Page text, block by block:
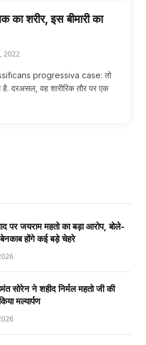
का शरीर, इस बीमारी का
2022
progressiva case: तो
दरअसल, वह शारीरिक तौर पर एक
पर जयराम महतो का बड़ा आरोप, बोले-
होंगे कई बड़े चेहरे
सोरेन ने शहीद निर्मल महतो जी की
मल्यार्पण